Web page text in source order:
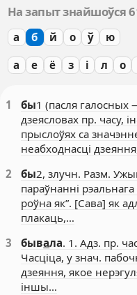
На запыт знайшоўся
а б й о ў ю
а е ё з і л о
1 бы1 (пасля
дзеясловах пр. часу,
прыслоўях са
неабходнасці
2
бы2, злучн. Разм.
параўнанні рэальнага
роўна як”. [Сава] як
плакаць,…
3
бывала. 1. Адз. пр.
Часціца, у знач.
дзеяння, якое
іншы…